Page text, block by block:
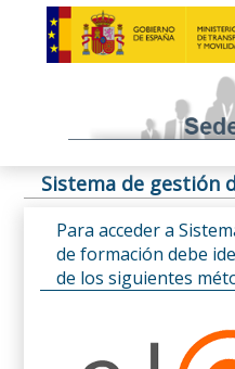
Sistema de gestión
Para acceder a
de formación debe
de los siguientes